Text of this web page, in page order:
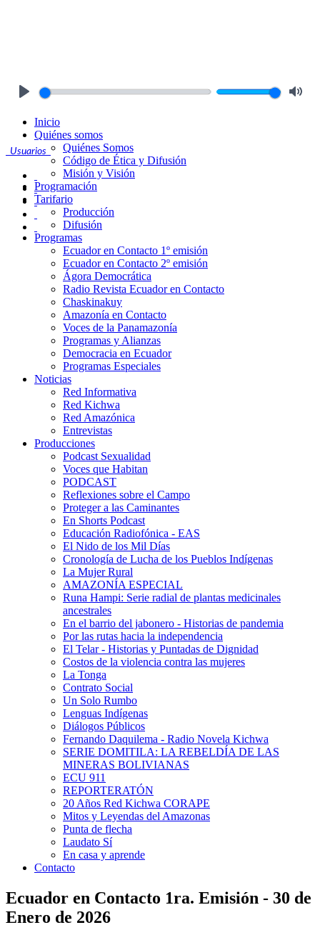
Usuarios
Inicio
Quiénes somos
Quiénes Somos
Código de Ética y Difusión
Misión y Visión
Programación
Tarifario
Producción
Difusión
Programas
Ecuador en Contacto 1º emisión
Ecuador en Contacto 2º emisión
Ágora Democrática
Radio Revista Ecuador en Contacto
Chaskinakuy
Amazonía en Contacto
Voces de la Panamazonía
Programas y Alianzas
Democracia en Ecuador
Programas Especiales
Noticias
Red Informativa
Red Kichwa
Red Amazónica
Entrevistas
Producciones
Podcast Sexualidad
Voces que Habitan
PODCAST
Reflexiones sobre el Campo
Proteger a las Caminantes
En Shorts Podcast
Educación Radiofónica - EAS
El Nido de los Mil Días
Cronología de Lucha de los Pueblos Indígenas
La Mujer Rural
AMAZONÍA ESPECIAL
Runa Hampi: Serie radial de plantas medicinales
ancestrales
En el barrio del jabonero - Historias de pandemia
Por las rutas hacia la independencia
El Telar - Historias y Puntadas de Dignidad
Costos de la violencia contra las mujeres
La Tonga
Contrato Social
Un Solo Rumbo
Lenguas Indígenas
Diálogos Públicos
Fernando Daquilema - Radio Novela Kichwa
SERIE DOMITILA: LA REBELDÍA DE LAS
MINERAS BOLIVIANAS
ECU 911
REPORTERATÓN
20 Años Red Kichwa CORAPE
Mitos y Leyendas del Amazonas
Punta de flecha
Laudato Sí
En casa y aprende
Contacto
Ecuador en Contacto 1ra. Emisión - 30 de
Enero de 2026